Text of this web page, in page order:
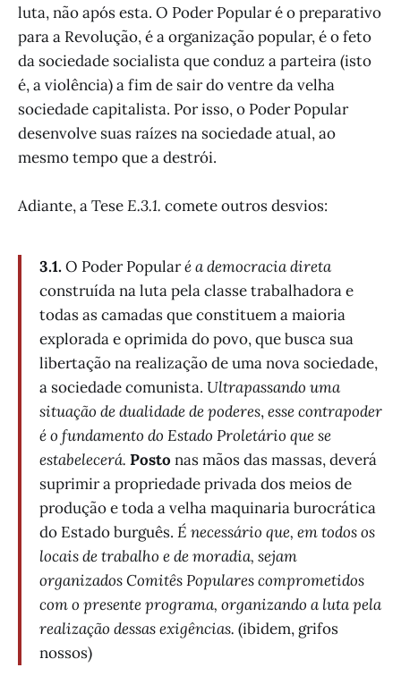
luta, não após esta. O Poder Popular é o preparativo
para a Revolução, é a organização popular, é o feto
da sociedade socialista que conduz a parteira (isto
é, a violência) a fim de sair do ventre da velha
sociedade capitalista. Por isso, o Poder Popular
desenvolve suas raízes na sociedade atual, ao
mesmo tempo que a destrói.
Adiante, a TeseE.3.1. comete outros desvios:
3.1.O Poder Popularé a democracia direta
construída na luta pela classe trabalhadora e
todas as camadas que constituem a maioria
explorada e oprimida do povo, que busca sua
libertação na realização de uma nova sociedade,
a sociedade comunista. Ultrapassando uma
situação de dualidade de poderes,esse contrapoder
é o fundamento do Estado Proletário que se
estabelecerá. Posto nas mãos das massas, deverá
suprimir a propriedade privada dos meios de
produção e toda a velha maquinaria burocrática
do Estado burguês. É necessário que, em todos os
locais de trabalho e de moradia, sejam
organizados Comitês Populares comprometidos
com o presente programa, organizando a luta pela
realização dessas exigências. (ibidem, grifos
nossos)